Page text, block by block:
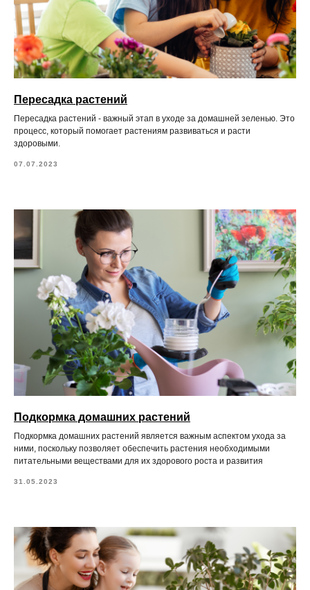
Пересадка растений
Пересадка растений - важный этап в уходе за домашней зеленью. Это
процесс, который помогает растениям развиваться и расти
здоровыми.
07.07.2023
Подкормка домашних растений
Подкормка домашних растений является важным аспектом ухода за
ними, поскольку позволяет обеспечить растения необходимыми
питательными веществами для их здорового роста и развития
31.05.2023